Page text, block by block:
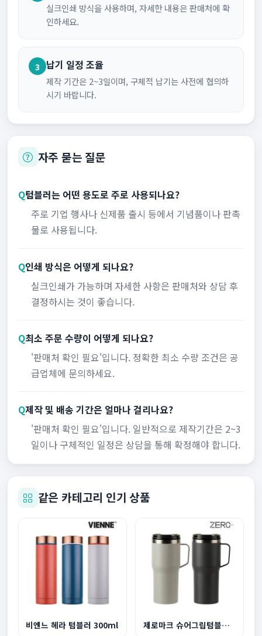
실크인쇄 방식을 사용하며, 자세한 내용은 판매처에 확
인하세요.
3 납기 일정 조율
제작 기간은 2~3일이며, 구체적 납기는 사전에 협의하
시기 바랍니다.
자주 묻는 질문
Q텀블러는 어떤 용도로 주로 사용되나요?
주로 기업 행사나 신제품 출시 등에서 기념품이나 판촉
물로 사용됩니다.
Q인쇄 방식은 어떻게 되나요?
실크인쇄가 가능하며 자세한 사항은 판매처와 상담 후
결정하시는 것이 좋습니다.
Q최소 주문 수량이 어떻게 되나요?
'판매처 확인 필요'입니다. 정확한 최소 수량 조건은 공
급업체에 문의하세요.
Q제작 및 배송 기간은 얼마나 걸리나요?
'판매처 확인 필요'입니다. 일반적으로 제작기간은 2~3
일이나 구체적인 일정은 상담을 통해 확정해야 합니다.
같은 카테고리 인기 상품
비엔느 헤라 텀블러 300ml 제로마크 슈어그립텀블러 600ml